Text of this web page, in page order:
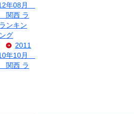
年08月
関西 ラ
ンキン
グ
2011
年10月
関西 ラ